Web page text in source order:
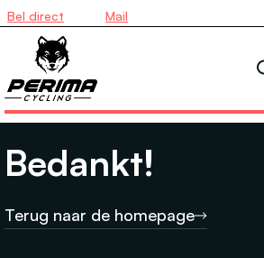
Bel direct Mail
Bedankt!
Terug naar de homepage